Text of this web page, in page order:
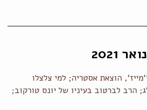
הוצאת אסטריה; למי צלצלו
הרב לברטוב בעיניו של יונס טורקוב;